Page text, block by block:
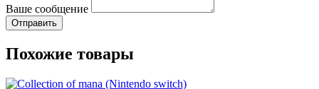
Ваше сообщение
Похожие товары